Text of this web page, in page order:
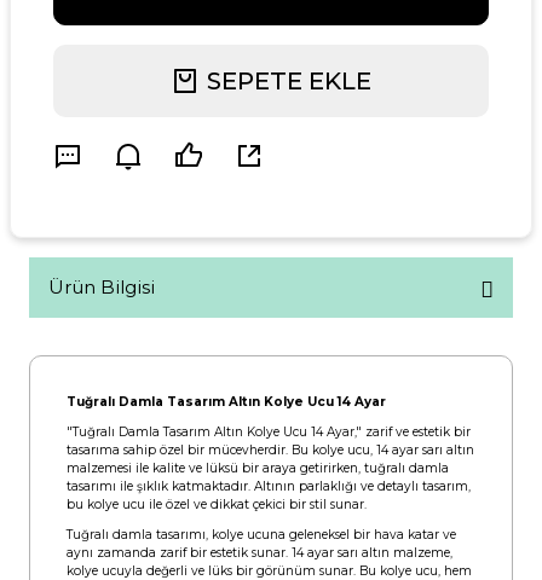
SEPETE EKLE
Ürün Bilgisi
Tuğralı Damla Tasarım Altın Kolye Ucu 14 Ayar
"Tuğralı Damla Tasarım Altın Kolye Ucu 14 Ayar," zarif ve estetik bir
tasarıma sahip özel bir mücevherdir. Bu kolye ucu, 14 ayar sarı altın
malzemesi ile kalite ve lüksü bir araya getirirken, tuğralı damla
tasarımı ile şıklık katmaktadır. Altının parlaklığı ve detaylı tasarım,
bu kolye ucu ile özel ve dikkat çekici bir stil sunar.
Tuğralı damla tasarımı, kolye ucuna geleneksel bir hava katar ve
aynı zamanda zarif bir estetik sunar. 14 ayar sarı altın malzeme,
kolye ucuyla değerli ve lüks bir görünüm sunar. Bu kolye ucu, hem